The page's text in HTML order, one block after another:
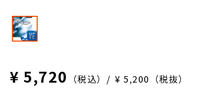
¥ 5,720 （税込） ¥ 5,200（税抜）